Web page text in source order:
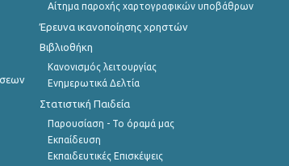
Αίτημα παροχής χαρτογραφικών υποβάθρων
Έρευνα ικανοποίησης χρηστών
Βιβλιοθήκη
Κανονισμός λειτουργίας
Ενημερωτικά Δελτία
Στατιστική Παιδεία
Παρουσίαση - Το όραμά μας
Εκπαίδευση
Εκπαιδευτικές Επισκέψεις